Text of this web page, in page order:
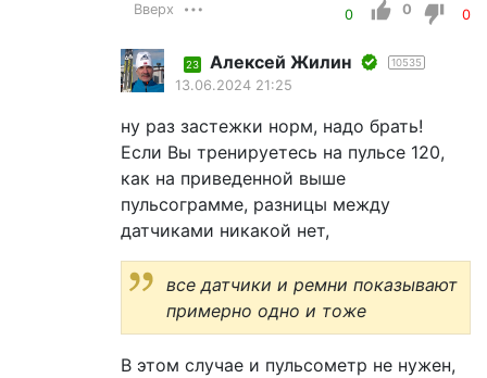
Вверх 0 0 0
23 Алексей Жилин 10535
13.06.2024 21:25
ну раз застежки норм, надо брать!
Если Вы тренируетесь на пульсе 120,
как на приведенной выше
пульсограмме, разницы между
датчиками никакой нет,
все датчики и ремни показывают
примерно одно и тоже
В этом случае и пульсометр не нужен,